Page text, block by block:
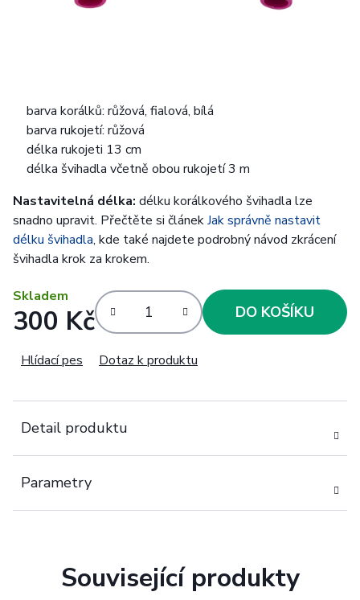
barva korálků: růžová, fialová, bílá
barva rukojetí: růžová
délka rukojeti 13 cm
délka švihadla včetně obou rukojetí 3 m
Nastavitelná délka: délku korálkového švihadla lze
snadno upravit. Přečtěte si článekJak správně nastavit
délku švihadla, kde také najdete podrobný návod zkrácení
švihadla krok za krokem.
Skladem
300 Kč DO KOŠÍKU
Dotaz k produktu
Hlídací pes
Detail produktu
Parametry
Související produkty